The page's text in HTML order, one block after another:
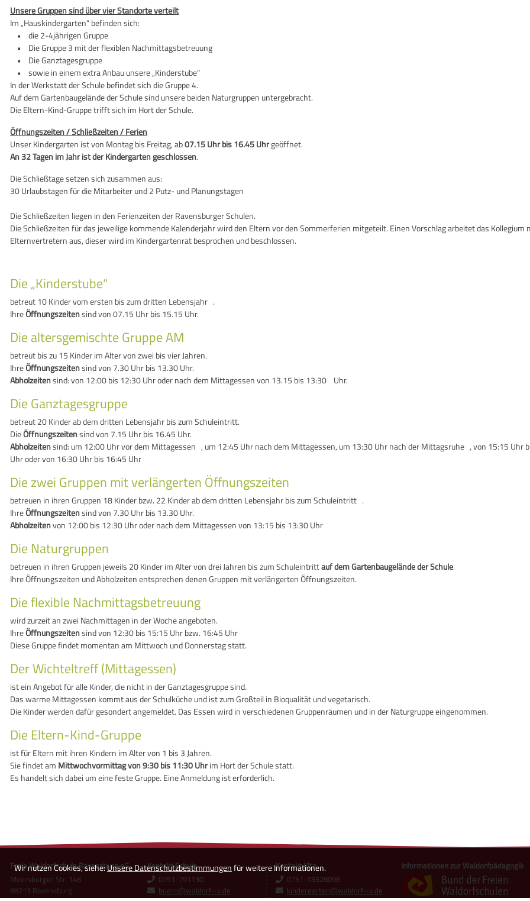
Wir nutzen Cookies, siehe:Unsere Datenschutzbestimmungenfür weitere Informationen.
Unsere Gruppen sind über vier Standorte verteilt
Im „Hauskindergarten“ befinden sich:
• die 2-4jährigen Gruppe
• Die Gruppe 3 mit der flexiblen Nachmittagsbetreuung
• Die Ganztagesgruppe
• sowie in einem extra Anbau unsere „Kinderstube“
In der Werkstatt der Schule befindet sich die Gruppe 4.
Auf dem Gartenbaugelände der Schule sind unsere beiden Naturgruppen untergebracht.
Die Eltern-Kind-Gruppe trifft sich im Hort der Schule.
Öffnungszeiten / Schließzeiten / Ferien
Unser Kindergarten ist von Montag bis Freitag, ab07.15 Uhr bis 16.45 Uhrgeöffnet.
An 32 Tagen im Jahr ist der Kindergarten geschlossen.
Die Schließtage setzen sich zusammen aus:
30 Urlaubstagen für die Mitarbeiter und 2 Putz- und Planungstagen
Die Schließzeiten liegen in den Ferienzeiten der Ravensburger Schulen.
Die Schließzeiten für das jeweilige kommende Kalenderjahr wird den Eltern vor den Sommerferien mitgeteilt. Einen Vorschlag arbeitet das Kollegium
Elternvertretern aus, dieser wird im Kindergartenrat besprochen und beschlossen.
Die „Kinderstube“
betreut 10 Kinder vom ersten bis zum dritten Lebensjahr .
IhreÖffnungszeitensind von 07.15 Uhr bis 15.15 Uhr.
Die altersgemischte Gruppe AM
betreut bis zu 15 Kinder im Alter von zwei bis vier Jahren.
IhreÖffnungszeitensind von 7.30 Uhr bis 13.30 Uhr.
Abholzeitensind: von 12:00 bis 12:30 Uhr oder nach dem Mittagessen von 13.15 bis 13:30 Uhr.
Die Ganztagesgruppe
betreut 20 Kinder ab dem dritten Lebensjahr bis zum Schuleintritt.
DieÖffnungszeitensind von 7.15 Uhr bis 16.45 Uhr.
Abholzeitensind: um 12:00 Uhr vor dem Mittagessen , um 12:45 Uhr nach dem Mittagessen, um 13:30 Uhr nach der Mittagsruhe , von 15:15 Uhr
Uhr oder von 16:30 Uhr bis 16:45 Uhr
Die zwei Gruppen mit verlängerten Öffnungszeiten
betreuen in ihren Gruppen 18 Kinder bzw. 22 Kinder ab dem dritten Lebensjahr bis zum Schuleintritt .
IhreÖffnungszeitensind von 7.30 Uhr bis 13.30 Uhr.
Abholzeitenvon 12:00 bis 12:30 Uhr oder nach dem Mittagessen von 13:15 bis 13:30 Uhr
Die Naturgruppen
betreuen in ihren Gruppen jeweils 20 Kinder im Alter von drei Jahren bis zum Schuleintrittauf dem Gartenbaugelände der Schule.
Ihre Öffnungszeiten und Abholzeiten entsprechen denen Gruppen mit verlängerten Öffnungszeiten.
Die flexible Nachmittagsbetreuung
wird zurzeit an zwei Nachmittagen in der Woche angeboten.
IhreÖffnungszeitensind von 12:30 bis 15:15 Uhr bzw. 16:45 Uhr
Diese Gruppe findet momentan am Mittwoch und Donnerstag statt.
Der Wichteltreff (Mittagessen)
ist ein Angebot für alle Kinder, die nicht in der Ganztagesgruppe sind.
Das warme Mittagessen kommt aus der Schulküche und ist zum Großteil in Bioqualität und vegetarisch.
Die Kinder werden dafür gesondert angemeldet. Das Essen wird in verschiedenen Gruppenräumen und in der Naturgruppe eingenommen.
Die Eltern-Kind-Gruppe
ist für Eltern mit ihren Kindern im Alter von 1 bis 3 Jahren.
Sie findet am Mittwochvormittag von 9:30 bis 11:30 Uhrim Hort der Schule statt.
Es handelt sich dabei um eine feste Gruppe. Eine Anmeldung ist erforderlich.
Freie Waldorfschule Ravensburg eG
Meersburger Str. 148
88213 Ravensburg
Kontakt Schule
0751-791130
buero@waldorf-rv.de
Kontakt Kita
0751-18528098
kindergarten@waldorf-rv.de
Informationen zur Waldorfpädagogik